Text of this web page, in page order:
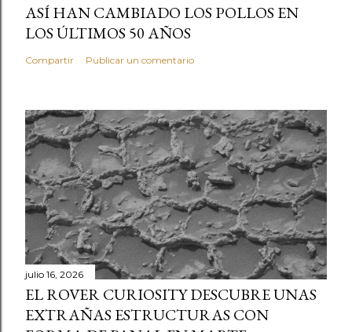
ASÍ HAN CAMBIADO LOS POLLOS EN
LOS ÚLTIMOS 50 AÑOS
Compartir Publicar un comentario
julio 16, 2026
EL ROVER CURIOSITY DESCUBRE UNAS
EXTRAÑAS ESTRUCTURAS CON